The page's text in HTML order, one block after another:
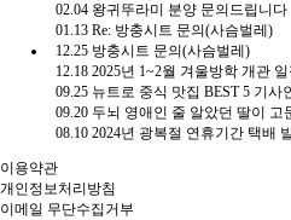
02.04 왕귀뚜라미 분양 문의드립니다
01.13 Re: 방충시트 문의(사슴벌레)
12.25 방충시트 문의(사슴벌레)
12.18 2025년 1~2월 겨울방학 개관 일
09.25 뉴트로 중식 맛집 BEST 5 기사인데 다른게
09.20 두뇌 영애인 줄 알았던 딸이 고
08.10 2024년 광복절 연휴기간 택배 발송
이용약관
개인정보처리방침
이메일 무단수집거부